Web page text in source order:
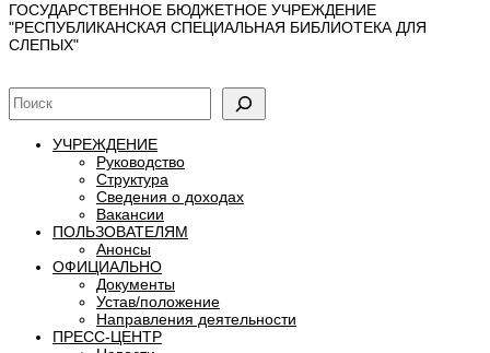
ГОСУДАРСТВЕННОЕ БЮДЖЕТНОЕ УЧРЕЖДЕНИЕ
"РЕСПУБЛИКАНСКАЯ СПЕЦИАЛЬНАЯ БИБЛИОТЕКА ДЛЯ
СЛЕПЫХ"
УЧРЕЖДЕНИЕ
Руководство
Структура
Сведения о доходах
Вакансии
ПОЛЬЗОВАТЕЛЯМ
Анонсы
ОФИЦИАЛЬНО
Документы
Устав/положение
Направления деятельности
ПРЕСС-ЦЕНТР